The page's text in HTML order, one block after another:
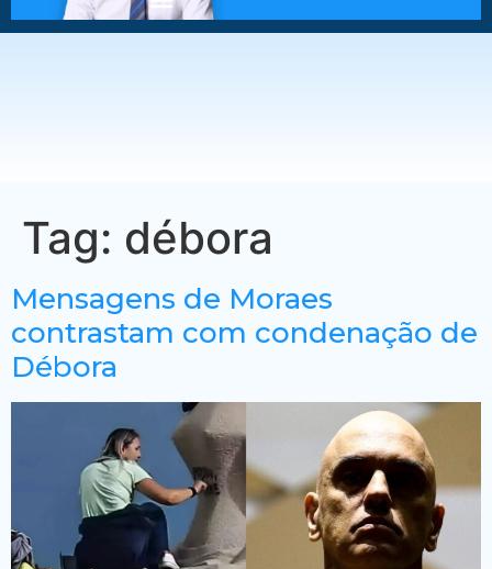
Tag: débora
Mensagens de Moraes
contrastam com condenação de
Débora